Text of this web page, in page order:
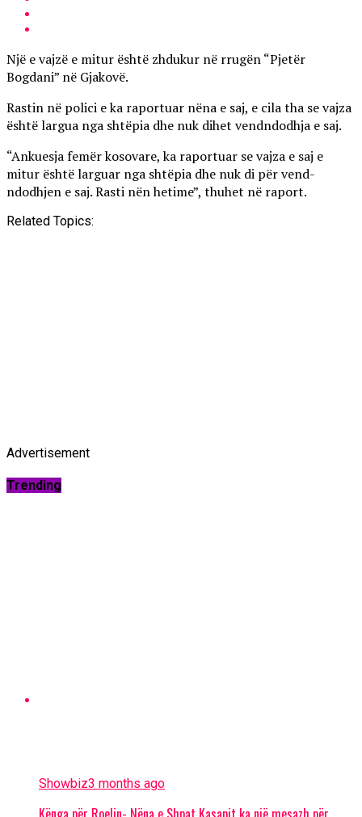
Një e vajzë e mitur është zhdukur në rrugën “Pjetër
Bogdani” në Gjakovë.
Rastin në polici e ka raportuar nëna e saj, e cila tha se vajza
është largua nga shtëpia dhe nuk dihet vendndodhja e saj.
“Ankuesja femër kosovare, ka raportuar se vajza e saj e
mitur është larguar nga shtëpia dhe nuk di për vend-
ndodhjen e saj. Rasti nën hetime”, thuhet në raport.
Related Topics:
Advertisement
Trending
Showbiz3 months ago